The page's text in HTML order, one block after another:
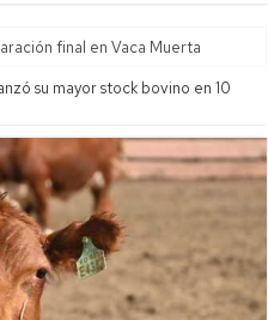
final en Vaca Muerta
su mayor stock bovino en 10